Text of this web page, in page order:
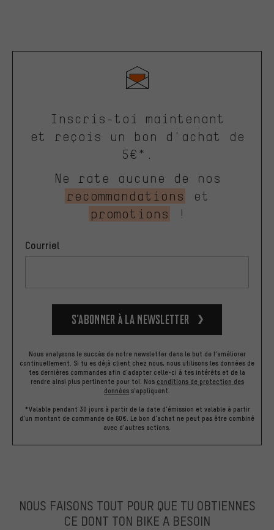
Inscris-toi maintenant
et reçois un bon d'achat de
5€*.
Ne rate aucune de nos
recommandations
et
promotions
!
Courriel
S’abonner à la newsletter
Nous analysons le succès de notre newsletter dans le but de l'améliorer
continuellement. Si tu es déjà client chez nous, nous utilisons les données de
tes dernières commandes afin d'adapter celle-ci à tes intérêts et de la
rendre ainsi plus pertinente pour toi. Nos conditions de protection des
données s'appliquent.
*Valable pendant 30 jours à partir de la date d'émission et valable à partir
d'un montant de commande de 60€. Le bon d'achat ne peut pas être combiné
avec d'autres actions.
NOUS FAISONS TOUT POUR QUE TU OBTIENNES
CE DONT TON BIKE A BESOIN